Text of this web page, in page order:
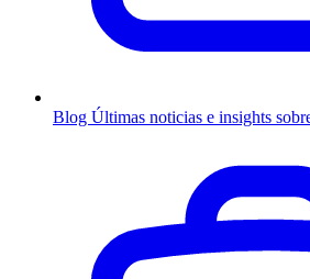
Blog Últimas noticias e insights